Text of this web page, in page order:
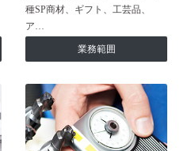
種SP商材、ギフト、工芸品、
ア…
業務範囲